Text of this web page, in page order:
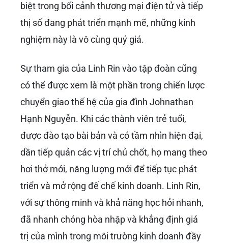
biệt trong bối cảnh thương mại điện tử và tiếp
thị số đang phát triển mạnh mẽ, những kinh
nghiệm này là vô cùng quý giá.
Sự tham gia của Linh Rin vào tập đoàn cũng
có thể được xem là một phần trong chiến lược
chuyển giao thế hệ của gia đình Johnathan
Hạnh Nguyễn. Khi các thành viên trẻ tuổi,
được đào tạo bài bản và có tầm nhìn hiện đại,
dần tiếp quản các vị trí chủ chốt, họ mang theo
hơi thở mới, năng lượng mới để tiếp tục phát
triển và mở rộng đế chế kinh doanh. Linh Rin,
với sự thông minh và khả năng học hỏi nhanh,
đã nhanh chóng hòa nhập và khẳng định giá
trị của mình trong môi trường kinh doanh đầy